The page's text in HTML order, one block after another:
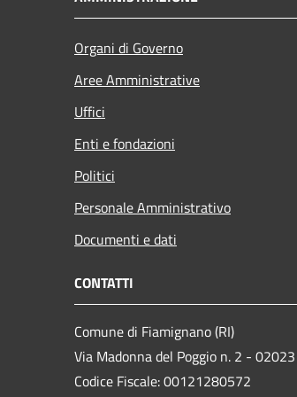
Organi di Governo
Aree Amministrative
Uffici
Enti e fondazioni
Politici
Personale Amministrativo
Documenti e dati
CONTATTI
Comune di Fiamignano (RI)
Via Madonna del Poggio n. 2 - 02023
Codice Fiscale: 00121280572